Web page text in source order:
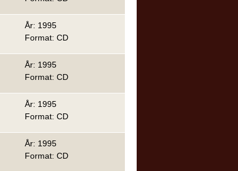
År: 1995
Format: CD
År: 1995
Format: CD
År: 1995
Format: CD
År: 1995
Format: CD